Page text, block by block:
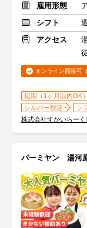
雇用形態
シフト
アクセス
オンライン面接可
短期（1ヶ月以内OK）
シルバー歓迎
シ
株式会社すかいらー
バーミヤン 湯河